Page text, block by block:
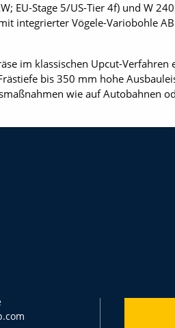
EU-Stage 5/US-Tier 4f) und W
integrierter Vögele-Variobohle
im klassischen Upcut-
bis 350 mm hohe
wie auf Autobahnen